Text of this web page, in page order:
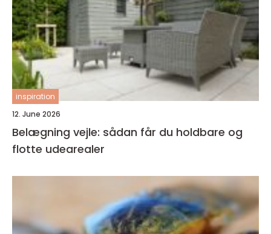
inspiration
12. June 2026
Belægning vejle: sådan får du holdbare og
flotte udearealer